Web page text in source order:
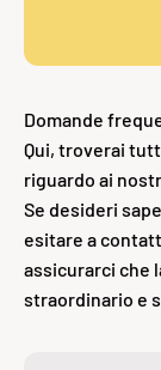
Domande
Qui, troverai
riguardo ai
Se desideri
esitare a
assicurarci che
straordinario e